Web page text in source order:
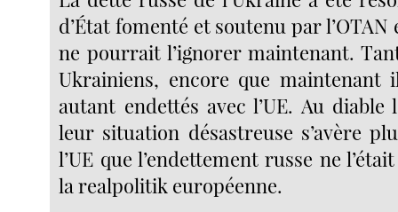
d’État fomenté et soutenu par l’OTAN
ne pourrait l’ignorer maintenant.
Ukrainiens, encore que maintenant
autant endettés avec l’UE. Au
leur situation désastreuse s’avère
l’UE que l’endettement russe ne
la realpolitik européenne.